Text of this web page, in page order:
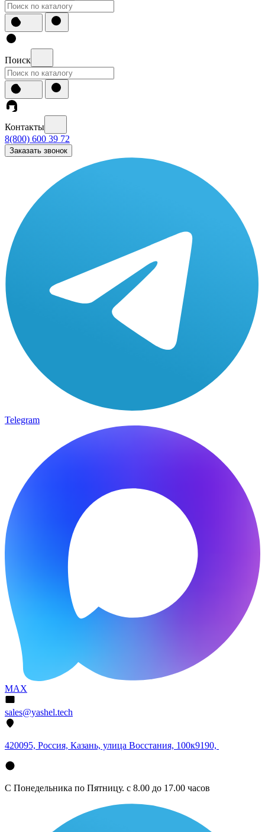
Поиск
Контакты
8(800) 600 39 72
Заказать звонок
Telegram
MAX
sales@yashel.tech
420095, Россия, Казань, улица Восстания, 100к9190,
С Понедельника по Пятницу. с 8.00 до 17.00 часов